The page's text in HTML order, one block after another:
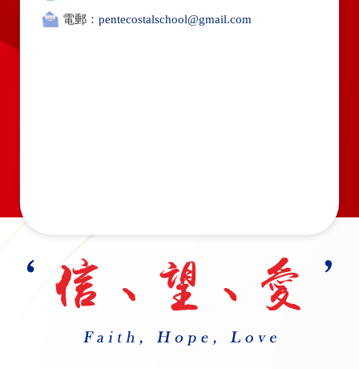
電郵： pentecostalschool@gmail.com